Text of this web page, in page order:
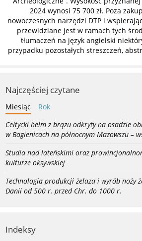
2024 wynosi 75 700 zł. Poza
nowoczesnych narzędzi DTP i
przewidziane jest w ramach tych
tłumaczeń na język angielski
przypadku pozostałych streszczeń,
Najczęściej czytane
Miesiąc
Rok
Celtycki hełm z brązu odkryty na osadzie
w Bagienicach na północnym Mazowszu –
Studia nad lateńskimi oraz
kulturze oksywskiej
Technologia produkcji żelaza i wyrób noży
Danii od 500 r. przed Chr. do 1000 r.
Indeksy